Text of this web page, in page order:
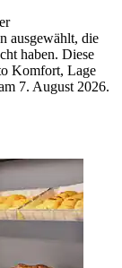
ausgewählt, die
haben. Diese
Komfort, Lage
7. August 2026.